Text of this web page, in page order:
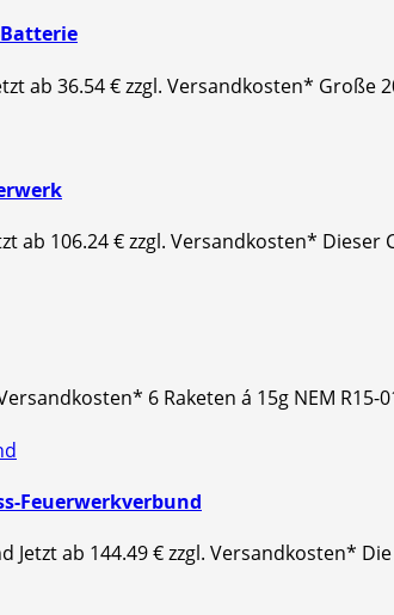
Batterie
ab 36.54 € zzgl. Versandkosten*
ab 106.24 € zzgl. Versandkosten*
6 Raketen á 15g NEM
Feuerwerkverbund
Jetzt ab 144.49 € zzgl. Versandkosten*